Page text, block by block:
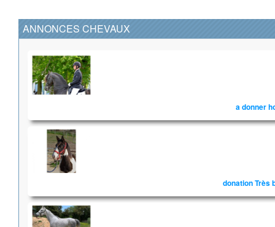
ANNONCES CHEVAUX
a donner
donation Très